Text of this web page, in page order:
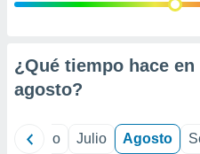
e
mediante
¿Qué tiempo hace
agosto?
Junio Julio Agosto